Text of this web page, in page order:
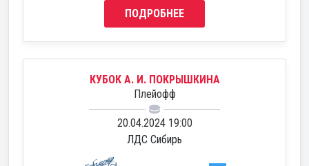
ПОДРОБНЕЕ
КУБОК А. И. ПОКРЫШКИНА
Плейофф
20.04.2024 19:00
ЛДС Сибирь